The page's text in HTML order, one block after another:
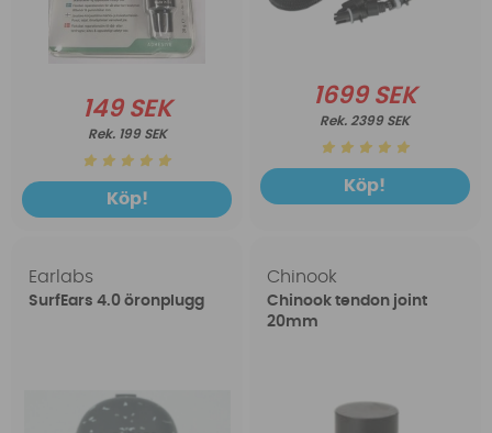
149 SEK
199 SEK
Köp!
1699 SEK
2399 SEK
Köp!
Earlabs
SurfEars 4.0 öronplugg
Chinook
Chinook tendon joint
20mm